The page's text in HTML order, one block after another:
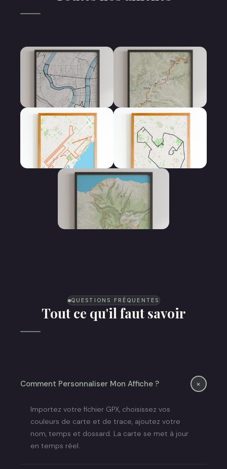
Affiche 10 km Affiche 100 km
Affiche Marathon
Affiche Semi
Marathon
QUESTIONS FRÉQUENTES
Tout ce qu'il faut savoir
Comment Personnaliser Mon Affiche ? +
Importez votre fichier GPX, choisissez vos
couleurs de carte et de trace, ajoutez votre
nom, temps et dossard. La carte se met à jour
en temps réel.